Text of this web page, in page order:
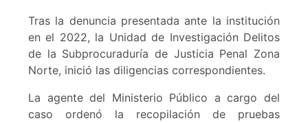
Tras la denuncia presentada ante la institución
en el 2022, la Unidad de Investigación Delitos
de la Subprocuraduría de Justicia Penal Zona
Norte, inició las diligencias correspondientes.
La agente del Ministerio Público a cargo del
caso ordenó la recopilación de pruebas